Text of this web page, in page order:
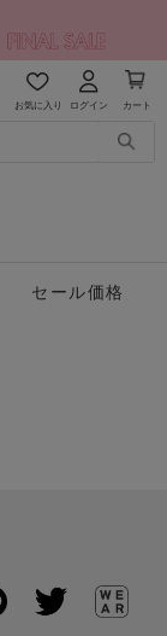
お気に入り ログイン カート
セール価格